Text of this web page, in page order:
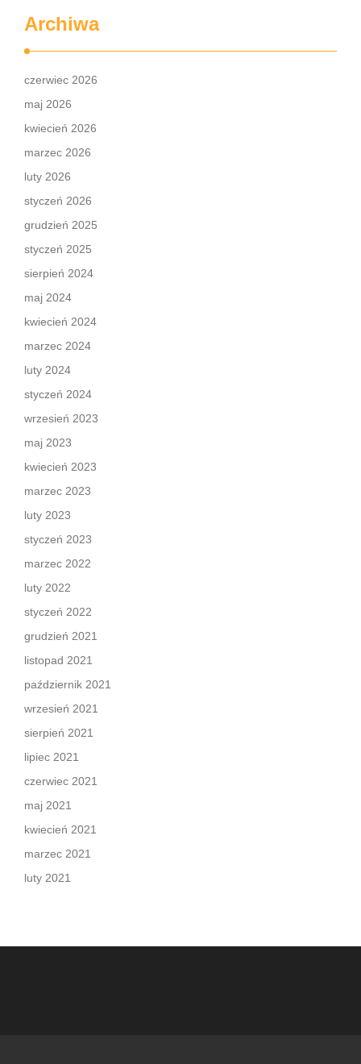
Archiwa
czerwiec 2026
maj 2026
kwiecień 2026
marzec 2026
luty 2026
styczeń 2026
grudzień 2025
styczeń 2025
sierpień 2024
maj 2024
kwiecień 2024
marzec 2024
luty 2024
styczeń 2024
wrzesień 2023
maj 2023
kwiecień 2023
marzec 2023
luty 2023
styczeń 2023
marzec 2022
luty 2022
styczeń 2022
grudzień 2021
listopad 2021
październik 2021
wrzesień 2021
sierpień 2021
lipiec 2021
czerwiec 2021
maj 2021
kwiecień 2021
marzec 2021
luty 2021